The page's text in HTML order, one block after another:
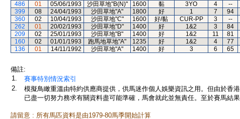
486
01 05/06/1993 沙田草地"B(N)" 1600 黏 3YO 4 --
399
08 24/04/1993 沙田草地"A" 1800 好 1 7 94
360
02 10/04/1993 沙田草地"C" 1600 好/黏 CUR-PP 3 --
262
01 20/02/1993 沙田草地"D" 1400 好 1&2 3 84
209
02 25/01/1993 沙田草地"B" 1400 好 1&2 11 81
160
02 01/01/1993 跑馬地草地"A" 1235 好 1&2 4 77
136
01 14/11/1992 沙田草地"A" 1400 好 3 6 65
備註:
1.
賽事特別情況索引
2.
模擬鳥瞰重溫由特約供應商提供，供馬迷作個人娛樂資訊之用。但由於香
已盡一切努力務求有關資料盡可能準確，馬會就此並無責任。至於賽馬結
請留意 : 所有馬匹資料是由1979-80馬季開始計算